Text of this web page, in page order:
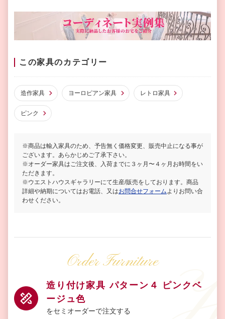
この家具のカテゴリー
造作家具 ヨーロピアン家具 レトロ家具
ピンク
※商品は輸入家具のため、予告無く価格変更、販売中止になる事が
ございます。あらかじめご了承下さい。
※オーダー家具はご注文後、入荷までに３ヶ月〜４ヶ月お時間をい
ただきます。
※ウエストハウスギャラリーにて生産/販売をしております。商品
詳細や納期についてはお電話、又はお問合せフォーム よりお問い合
わせください。
Order Furniture
造り付け家具 パターン４ ピンクベ
ージュ色
をセミオーダーで注文する